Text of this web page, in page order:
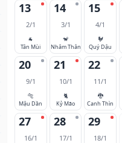
13
2/1
🐐
Tân Mùi
14
3/1
🐒
Nhâm Thân
15
4/1
🐓
Quý Dậu
20
9/1
🐅
Mậu Dần
21
10/1
🐈
Kỷ Mão
22
11/1
🐉
Canh Thìn
27
16/1
28
17/1
29
18/1